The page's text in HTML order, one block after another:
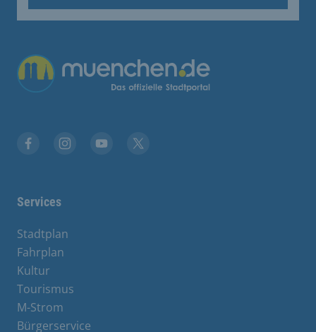
Übergreifende Links
Services
Stadtplan
Fahrplan
Kultur
Tourismus
M-Strom
Bürgerservice